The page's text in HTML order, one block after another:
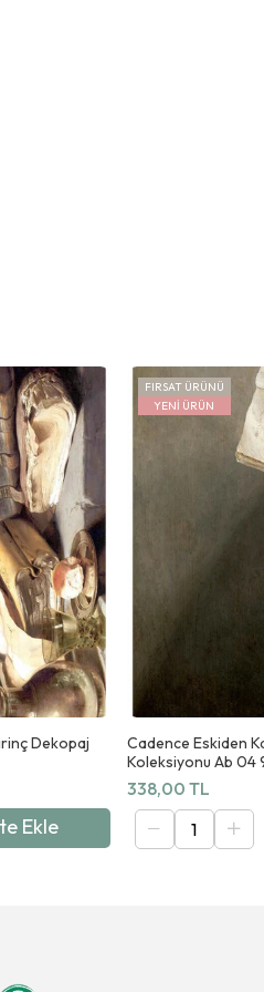
Dekopaj
Ekle
Cadence Eskiden
Koleksiyonu Ab 04
338,00 TL
YENI ÜRÜN
FIRSAT ÜRÜNÜ